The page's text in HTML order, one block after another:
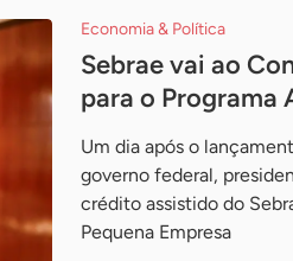
Economia & Política
Sebrae vai ao
para o Programa
Um dia após o
governo federal,
crédito assistido do
Pequena Empresa